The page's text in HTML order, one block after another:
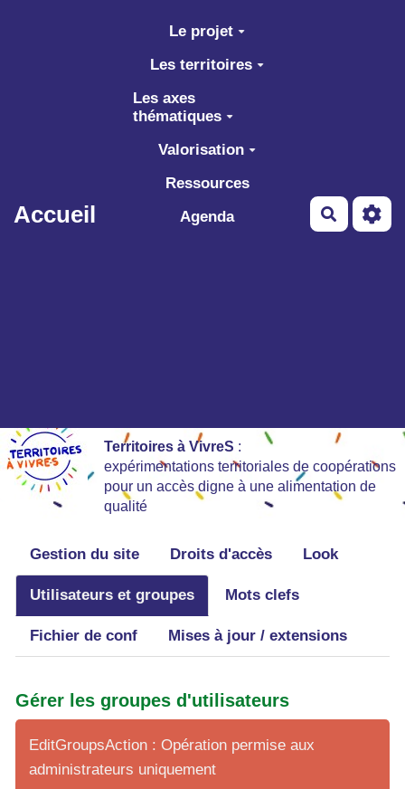
Aller au contenu principal
Accueil
Le projet
Les territoires
Les axes
thématiques
Valorisation
Ressources
Agenda
Territoires à VivreS :
expérimentations territoriales de coopérations
pour un accès digne à une alimentation de
qualité
Gestion du site Droits d'accès Look
Utilisateurs et groupes Mots clefs
Fichier de conf Mises à jour / extensions
Gérer les groupes d'utilisateurs
EditGroupsAction : Opération permise aux
administrateurs uniquement